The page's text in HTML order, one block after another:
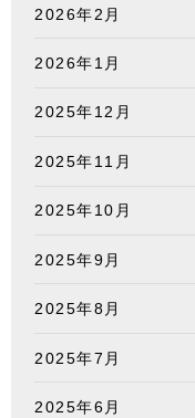
2026年2月
2026年1月
2025年12月
2025年11月
2025年10月
2025年9月
2025年8月
2025年7月
2025年6月